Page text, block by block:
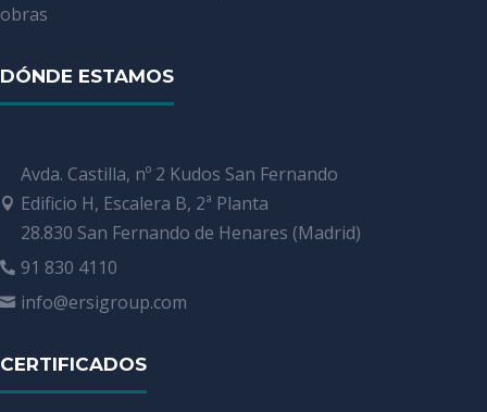
obras
DÓNDE ESTAMOS

Avda. Castilla, nº 2 Kudos San Fernando
Edificio H, Escalera B, 2ª Planta
28.830 San Fernando de Henares (Madrid)
 91 830 4110
 info@ersigroup.com
CERTIFICADOS